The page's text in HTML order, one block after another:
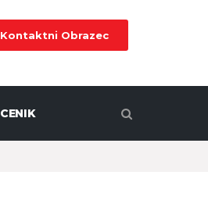
Kontaktni Obrazec
CENIK